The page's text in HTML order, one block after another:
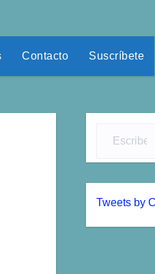
Contacto Suscríbete
Tweets by